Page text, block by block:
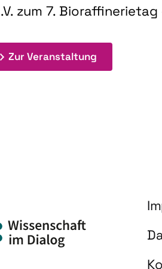
zum 7.
Zur Veranstaltung: 7.